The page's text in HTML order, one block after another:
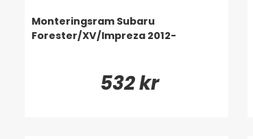
Monteringsram Subaru
Forester/XV/Impreza 2012-
532 kr